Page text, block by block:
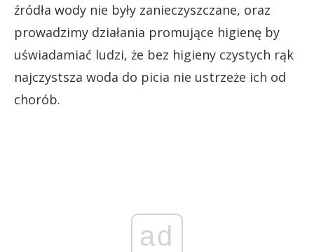
źródła wody nie były zanieczyszczane, oraz
prowadzimy działania promujące higienę by
uświadamiać ludzi, że bez higieny czystych rąk
najczystsza woda do picia nie ustrzeże ich od
chorób.
ad